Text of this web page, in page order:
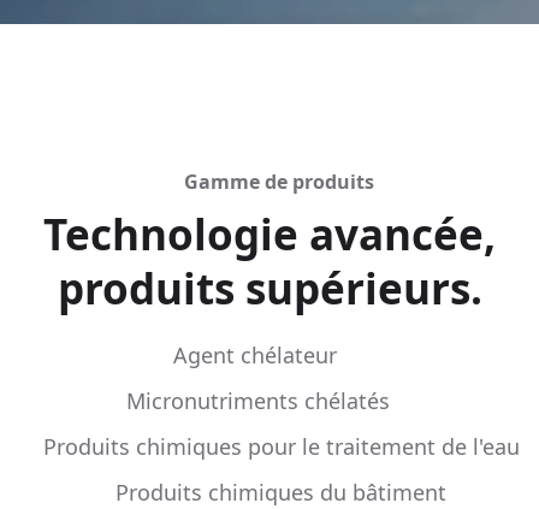
Gamme de produits
Technologie avancée,
produits supérieurs.
Agent chélateur
Micronutriments chélatés
Produits chimiques pour le traitement de l'eau
Produits chimiques du bâtiment